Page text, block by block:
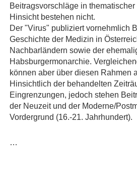
Beitragsvorschläge in
Hinsicht bestehen nicht.
Der "Virus" publiziert vornehmlich
Geschichte der Medizin in
Nachbarländern sowie der
Habsburgermonarchie.
können aber über diesen Rahmen
Hinsichtlich der behandelten
Eingrenzungen, jedoch stehen
der Neuzeit und der Moderne/
Vordergrund (16.-21. Jahrhundert).
…